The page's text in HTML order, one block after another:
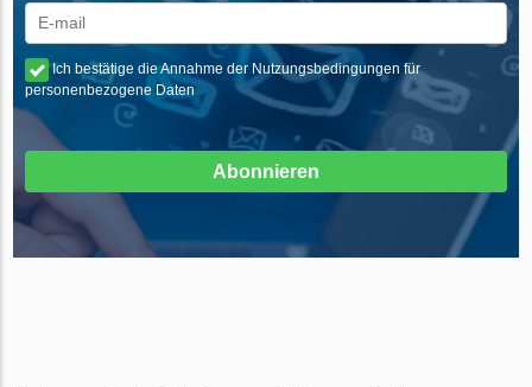
Ich bestätige die Annahme der Nutzungsbedingungen für
personenbezogene Daten
Abonnieren